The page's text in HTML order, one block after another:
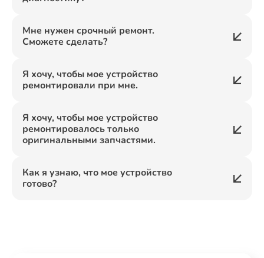
Мне нужен срочный ремонт.
Сможете сделать?
Я хочу, чтобы мое устройство
ремонтировали при мне.
Я хочу, чтобы мое устройство
ремонтировалось только
оригинальными запчастями.
Как я узнаю, что мое устройство
готово?